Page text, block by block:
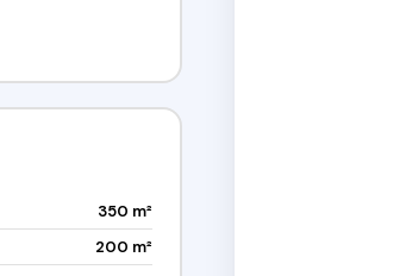
350 m²
200 m²